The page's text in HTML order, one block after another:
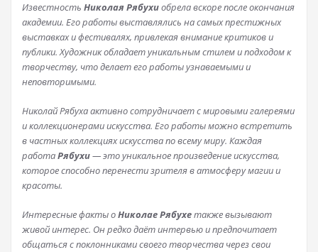
Известность Николая Рябухиобрела вскоре после окончания
академии. Его работы выставлялись на самых престижных
выставках и фестивалях, привлекая внимание критиков и
публики. Художник обладает уникальным стилем и подходом к
творчеству, что делает его работы узнаваемыми и
неповторимыми.
Николай Рябуха активно сотрудничает с мировыми галереями
и коллекционерами искусства. Его работы можно встретить
в частных коллекциях искусства по всему миру. Каждая
работаРябухи— это уникальное произведение искусства,
которое способно перенести зрителя в атмосферу магии и
красоты.
Интересные факты оНиколае Рябухетакже вызывают
живой интерес. Он редко даёт интервью и предпочитает
общаться с поклонниками своего творчества через свои